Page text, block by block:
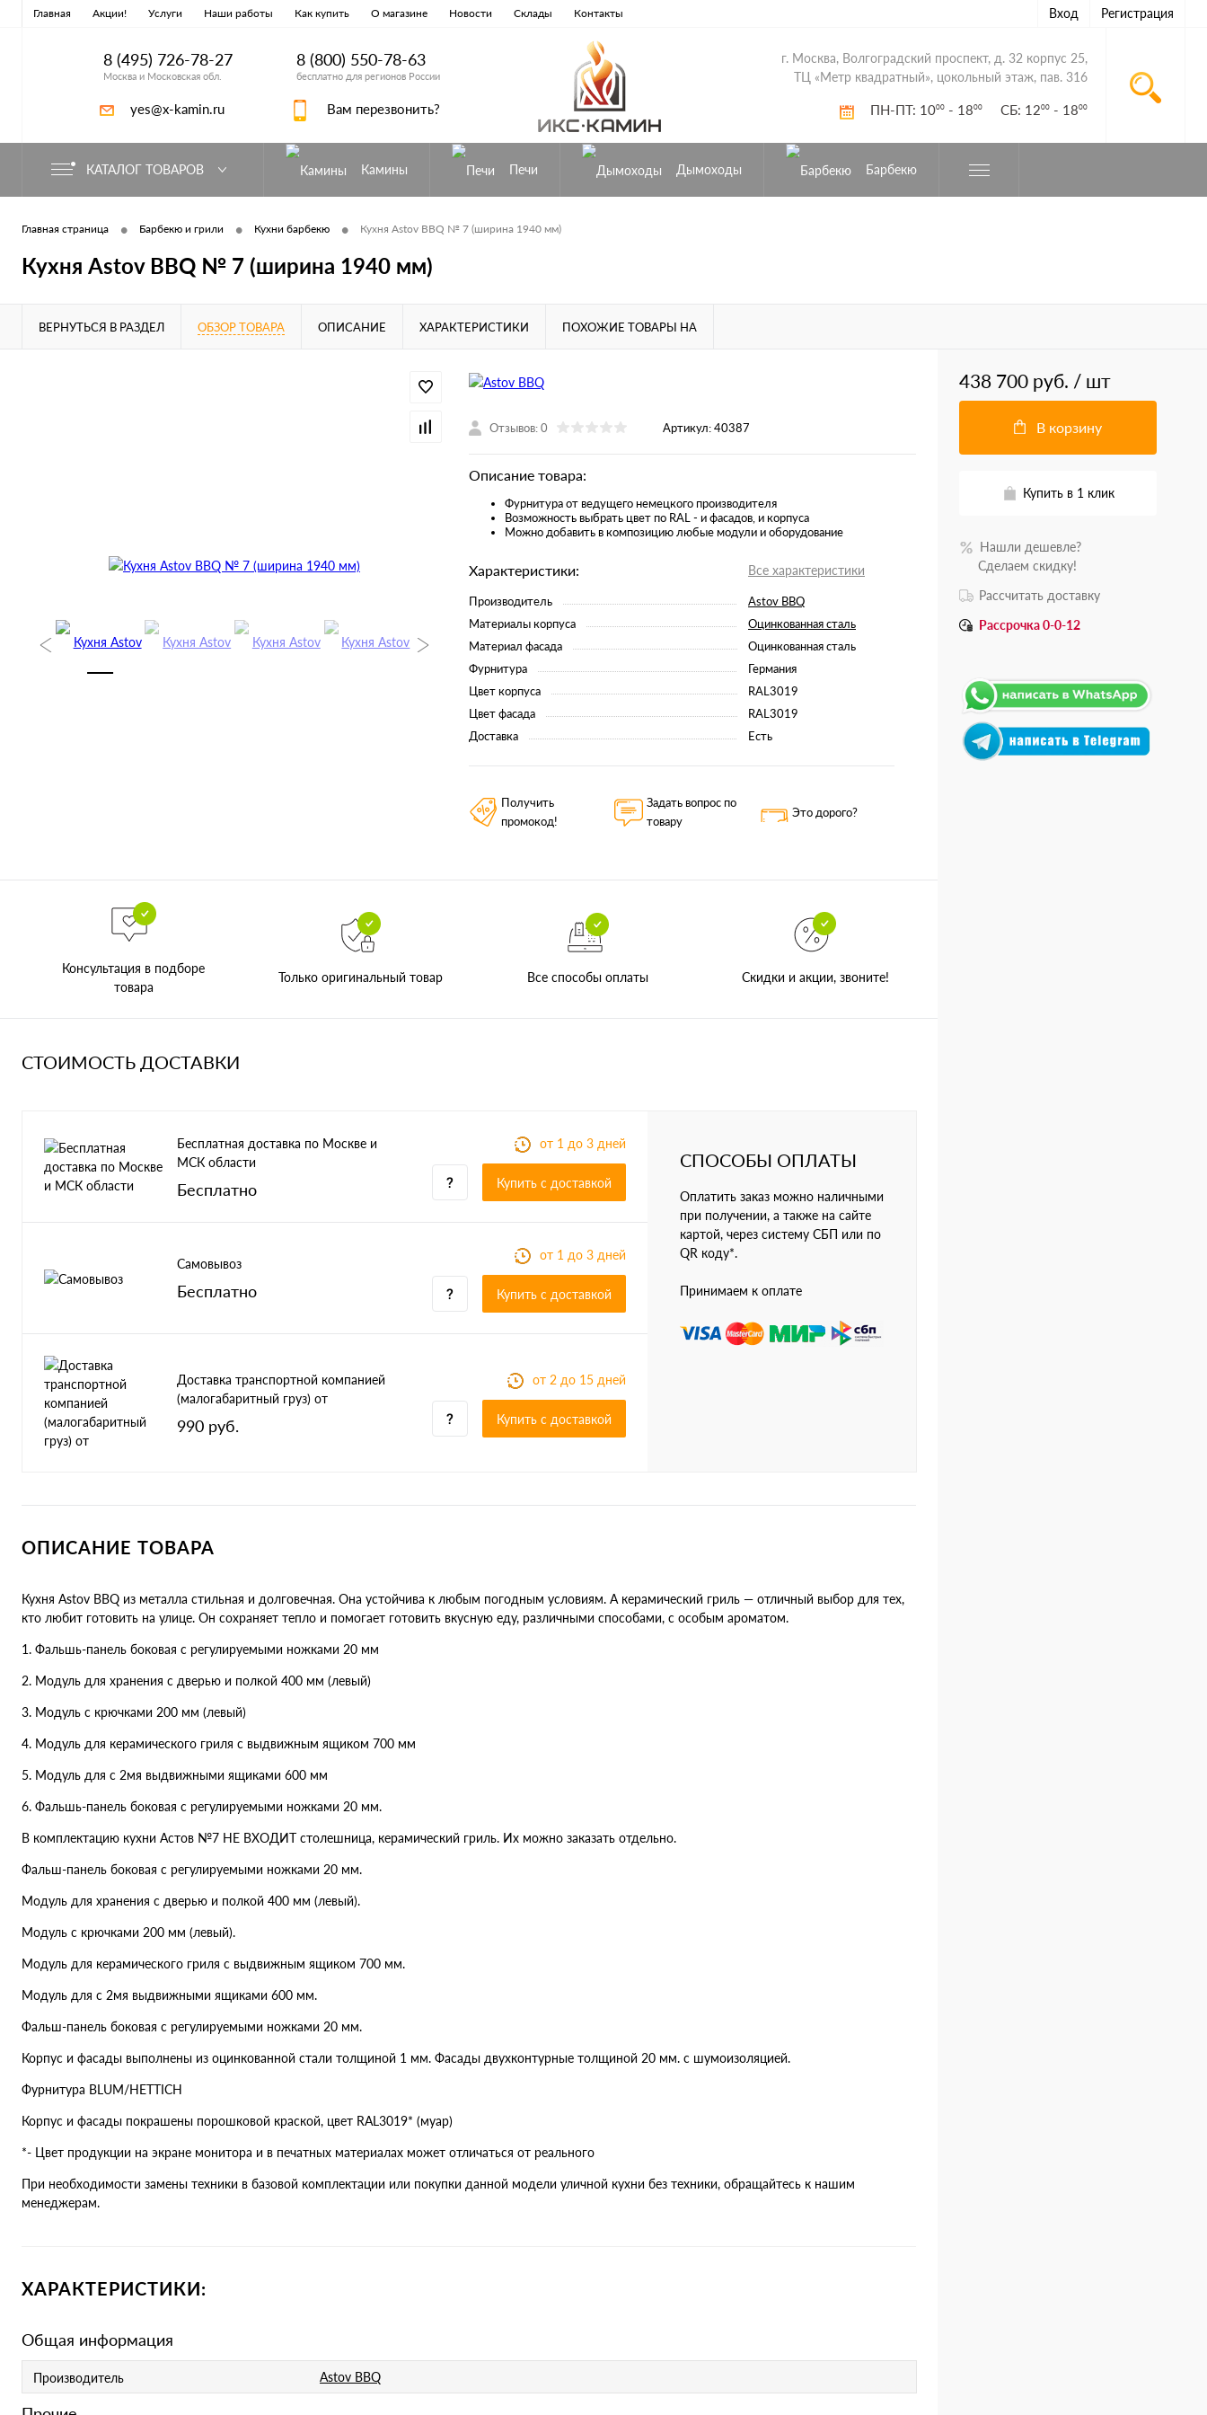
Главная Акции! Услуги Наши работы Как купить О магазине Новости Склады Контакты Вход Регистрация
8 (495) 726-78-27
Москва и Московская обл.
yes@x-kamin.ru
8 (800) 550-78-63
бесплатно для регионов России
Вам перезвонить?
г. Москва, Волгоградский проспект, д. 32 корпус 25,
ТЦ «Метр квадратный», цокольный этаж, пав. 316
ПН-ПТ: 1000 - 1800 СБ: 1200 - 1800
КАТАЛОГ ТОВАРОВ Камины Печи Дымоходы Барбекю
Главная страница • Барбекю и грили • Кухни барбекю • Кухня Astov BBQ № 7 (ширина 1940 мм)
Кухня Astov BBQ № 7 (ширина 1940 мм)
ВЕРНУТЬСЯ В РАЗДЕЛ ОБЗОР ТОВАРА ОПИСАНИЕ ХАРАКТЕРИСТИКИ ПОХОЖИЕ ТОВАРЫ НА
Отзывов: 0 Артикул:40387
Описание товара:
Фурнитура от ведущего немецкого производителя
Возможность выбрать цвет по RAL - и фасадов, и корпуса
Можно добавить в композицию любые модули и оборудование
Характеристики: Все характеристики
Производитель
Astov BBQ
Материалы корпуса
Оцинкованная сталь
Материал фасада
Оцинкованная сталь
Фурнитура
Германия
Цвет корпуса
RAL3019
Цвет фасада
RAL3019
Доставка
Есть
Получить
промокод!
Задать вопрос по
товару
Это дорого?
Консультация в подборе
товара
Только оригинальный товар Все способы оплаты Скидки и акции, звоните!
СТОИМОСТЬ ДОСТАВКИ
Бесплатная доставка по Москве и
МСК области
Бесплатно
от 1 до 3 дней
Купить c доставкой
Самовывоз
Бесплатно
от 1 до 3 дней
Купить c доставкой
Доставка транспортной компанией
(малогабаритный груз) от
990 руб.
от 2 до 15 дней
Купить c доставкой
СПОСОБЫ ОПЛАТЫ
Оплатить заказ можно наличными
при получении, а также на сайте
картой, через систему СБП или по
QR коду*.
Принимаем к оплате
ОПИСАНИЕ ТОВАРА
Кухня Astov BBQ из металла стильная и долговечная. Она устойчива к любым погодным условиям. А керамический гриль — отличный выбор для тех,
кто любит готовить на улице. Он сохраняет тепло и помогает готовить вкусную еду, различными способами, с особым ароматом.
1. Фальшь-панель боковая с регулируемыми ножками 20 мм
2. Модуль для хранения с дверью и полкой 400 мм (левый)
3. Модуль с крючками 200 мм (левый)
4. Модуль для керамического гриля с выдвижным ящиком 700 мм
5. Модуль для с 2мя выдвижными ящиками 600 мм
6. Фальшь-панель боковая с регулируемыми ножками 20 мм.
В комплектацию кухни Астов №7 НЕ ВХОДИТ столешница, керамический гриль. Их можно заказать отдельно.
Фальш-панель боковая с регулируемыми ножками 20 мм.
Модуль для хранения с дверью и полкой 400 мм (левый).
Модуль с крючками 200 мм (левый).
Модуль для керамического гриля с выдвижным ящиком 700 мм.
Модуль для с 2мя выдвижными ящиками 600 мм.
Фальш-панель боковая с регулируемыми ножками 20 мм.
Корпус и фасады выполнены из оцинкованной стали толщиной 1 мм. Фасады двухконтурные толщиной 20 мм. с шумоизоляцией.
Фурнитура BLUM/HETTICH
Корпус и фасады покрашены порошковой краской, цвет RAL3019* (муар)
*- Цвет продукции на экране монитора и в печатных материалах может отличаться от реального
При необходимости замены техники в базовой комплектации или покупки данной модели уличной кухни без техники, обращайтесь к нашим
менеджерам.
ХАРАКТЕРИСТИКИ:
Общая информация
Производитель Astov BBQ
438 700 руб. / шт
В корзину
Купить в 1 клик
Нашли дешевле?
Сделаем скидку!
Рассчитать доставку
Рассрочка 0-0-12